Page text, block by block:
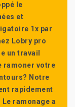
le
et
1x par
Lobry pro
un travail
ramoner votre
Notre
rapidement
ramonage a